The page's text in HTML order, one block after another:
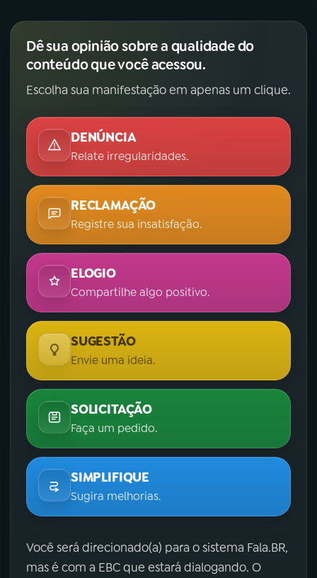
Dê sua opinião sobre a qualidade do
conteúdo que você acessou.
Escolha sua manifestação em apenas um clique.
DENÚNCIA
Relate irregularidades.
RECLAMAÇÃO
Registre sua insatisfação.
ELOGIO
Compartilhe algo positivo.
SUGESTÃO
Envie uma ideia.
SOLICITAÇÃO
Faça um pedido.
SIMPLIFIQUE
Sugira melhorias.
Você será direcionado(a) para o sistema Fala.BR,
mas é com a EBC que estará dialogando. O